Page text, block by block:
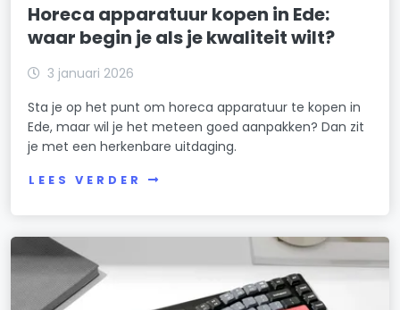
Horeca apparatuur kopen in Ede:
waar begin je als je kwaliteit wilt?
3 januari 2026
Sta je op het punt om horeca apparatuur te kopen in
Ede, maar wil je het meteen goed aanpakken? Dan zit
je met een herkenbare uitdaging.
LEES VERDER